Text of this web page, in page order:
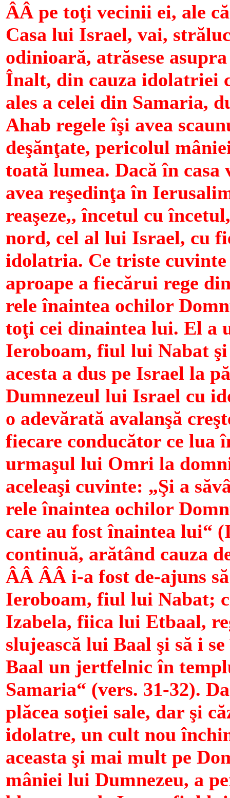
ÂÂ pe toţi vecinii ei, ale
Casa lui Israel, vai,
odinioară, atrăsese
Înalt, din cauza idolatriei
ales a celei din Samaria,
Ahab regele îşi avea
deşănţate, pericolul
toată lumea. Dacă în
avea reşedinţa în
reaşeze,, încetul cu
nord, cel al lui Israel, cu
idolatria. Ce triste
aproape a fiecărui rege
rele înaintea ochilor
toţi cei dinaintea lui. El a
Ieroboam, fiul lui Nabat
acesta a dus pe Israel la
Dumnezeul lui Israel cu
o adevărată avalanşă
fiecare conducător ce lua
urmaşul lui Omri la
aceleaşi cuvinte: „Şi a
rele înaintea ochilor
care au fost înaintea lui“
continuă, arătând cauza
ÂÂ ÂÂ i-a fost de-ajuns
Ieroboam, fiul lui Nabat;
Izabela, fiica lui Etbaal,
slujească lui Baal şi să i
Baal un jertfelnic în
Samaria“ (vers. 31-32).
plăcea soţiei sale, dar şi
idolatre, un cult nou
aceasta şi mai mult pe
mâniei lui Dumnezeu, a